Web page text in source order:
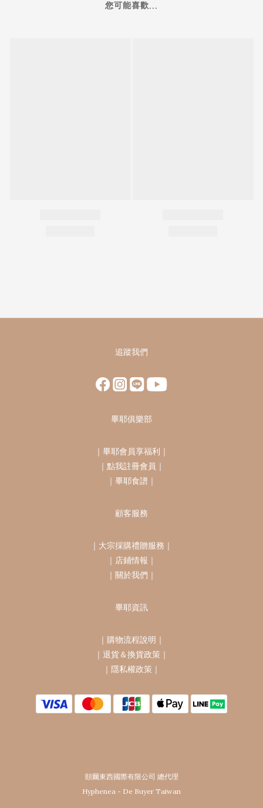
您可能喜歡...
追蹤我們
畢耶俱樂部
｜ 畢耶會員享福利 ｜
｜ 點我註冊會員 ｜
｜ 畢耶食譜 ｜
顧客服務
｜ 大宗採購禮贈服務 ｜
｜ 店鋪情報 ｜
｜ 關於我們 ｜
畢耶資訊
｜ 購物流程說明 ｜
｜ 退貨＆換貨政策 ｜
｜ 隱私權政策 ｜
頤爾東西國際有限公司 總代理
Hyphenea - De Buyer Taiwan